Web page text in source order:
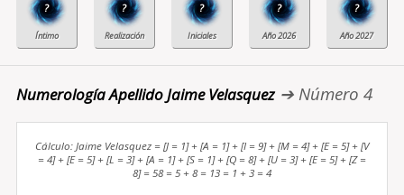
? ? ? ? ?
Numerología Apellido Jaime Velasquez➔ Número 4
Cálculo: Jaime Velasquez = [J = 1] + [A = 1] + [I = 9] + [M = 4] + [E = 5] + [V
= 4] + [E = 5] + [L = 3] + [A = 1] + [S = 1] + [Q = 8] + [U = 3] + [E = 5] + [Z =
8] = 58 = 5 + 8 = 13 = 1 + 3 = 4